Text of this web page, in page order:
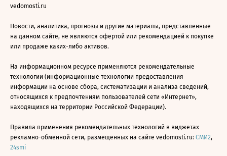
vedomosti.ru
Новости, аналитика, прогнозы и другие материалы, представленные
на данном сайте, не являются офертой или рекомендацией к покупке
или продаже каких-либо активов.
На информационном ресурсе применяются рекомендательные
технологии (информационные технологии предоставления
информации на основе сбора, систематизации и анализа сведений,
относящихся к предпочтениям пользователей сети «Интернет»,
находящихся на территории Российской Федерации).
Правила применения рекомендательных технологий в виджетах
рекламно-обменной сети, размещенных на сайте vedomosti.ru: СМИ2,
24smi